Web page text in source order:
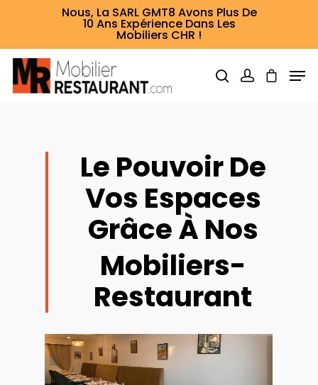
Nous, La SARL GMT8 Avons Plus De
10 Ans Expérience Dans Les
Mobiliers CHR !
Le Pouvoir De
Vos Espaces
Grâce À Nos
Mobiliers-
Restaurant